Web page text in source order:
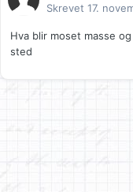
Skrevet 17.
Hva blir moset masse
sted